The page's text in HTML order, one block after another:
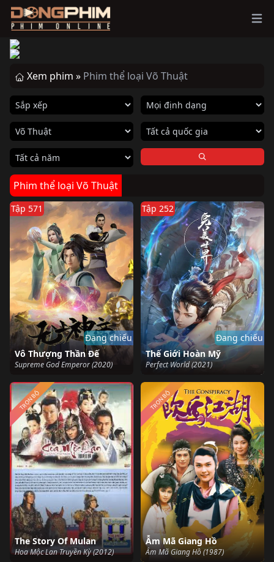
Xem phim » Phim thể loại Võ Thuật
Phim thể loại Võ Thuật
Vô Thượng Thần Đế
Supreme God Emperor (2020)
Tập 571
Đang chiếu
Thế Giới Hoàn Mỹ
Perfect World (2021)
Tập 252
Đang chiếu
The Story Of Mulan
Hoa Mộc Lan Truyền Kỳ (2012)
TRỌN BỘ
Ẫm Mã Giang Hồ
Ẫm Mã Giang Hồ (1987)
TRỌN BỘ